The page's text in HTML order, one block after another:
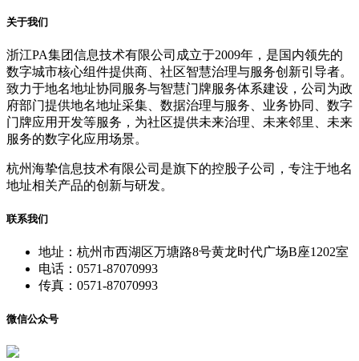
关于我们
浙江PA集团信息技术有限公司成立于2009年，是国内领先的
数字城市核心组件提供商、社区智慧治理与服务创新引导者。
致力于地名地址协同服务与智慧门牌服务体系建设，公司为政
府部门提供地名地址采集、数据治理与服务、业务协同、数字
门牌应用开发等服务，为社区提供未来治理、未来邻里、未来
服务的数字化应用场景。
杭州海挚信息技术有限公司是旗下的控股子公司，专注于地名
地址相关产品的创新与研发。
联系我们
地址：杭州市西湖区万塘路8号黄龙时代广场B座1202室
电话：0571-87070993
传真：0571-87070993
微信公众号